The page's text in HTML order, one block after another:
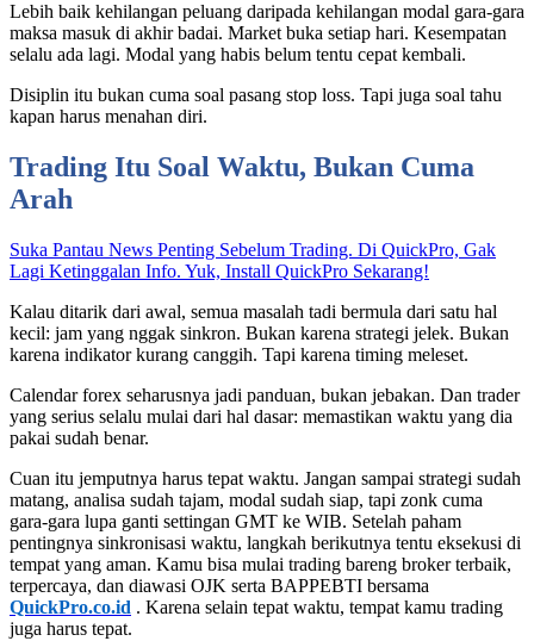
Lebih baik kehilangan peluang daripada kehilangan modal gara-gara
maksa masuk di akhir badai. Market buka setiap hari. Kesempatan
selalu ada lagi. Modal yang habis belum tentu cepat kembali.
Disiplin itu bukan cuma soal pasang stop loss. Tapi juga soal tahu
kapan harus menahan diri.
Trading Itu Soal Waktu, Bukan Cuma
Arah
Suka Pantau News Penting Sebelum Trading. Di QuickPro, Gak
Lagi Ketinggalan Info. Yuk, Install QuickPro Sekarang!
Kalau ditarik dari awal, semua masalah tadi bermula dari satu hal
kecil: jam yang nggak sinkron. Bukan karena strategi jelek. Bukan
karena indikator kurang canggih. Tapi karena timing meleset.
Calendar forex seharusnya jadi panduan, bukan jebakan. Dan trader
yang serius selalu mulai dari hal dasar: memastikan waktu yang dia
pakai sudah benar.
Cuan itu jemputnya harus tepat waktu. Jangan sampai strategi sudah
matang, analisa sudah tajam, modal sudah siap, tapi zonk cuma
gara-gara lupa ganti settingan GMT ke WIB. Setelah paham
pentingnya sinkronisasi waktu, langkah berikutnya tentu eksekusi di
tempat yang aman. Kamu bisa mulai trading bareng broker terbaik,
terpercaya, dan diawasi OJK serta BAPPEBTI bersama
QuickPro.co.id . Karena selain tepat waktu, tempat kamu trading
juga harus tepat.